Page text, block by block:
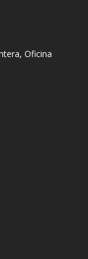
Oficina